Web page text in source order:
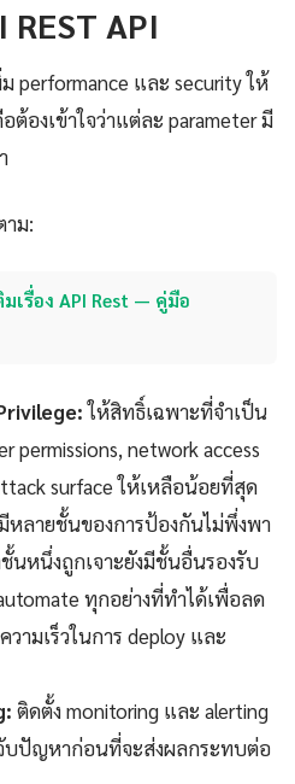
API
performance และ security ให้
องเข้าใจว่าแต่ละ parameter มี
าม:
เรื่อง API Rest — คู่มือ
ให้สิทธิ์เฉพาะที่จำเป็น
permissions, network access
surface ให้เหลือน้อยที่สุด
หลายชั้นของการป้องกันไม่พึ่งพา
นหนึ่งถูกเจาะยังมีชั้นอื่นรองรับ
ทุกอย่างที่ทำได้เพื่อลด
ามเร็วในการ deploy และ
ติดตั้ง monitoring และ alerting
บปัญหาก่อนที่จะส่งผลกระทบต่อ